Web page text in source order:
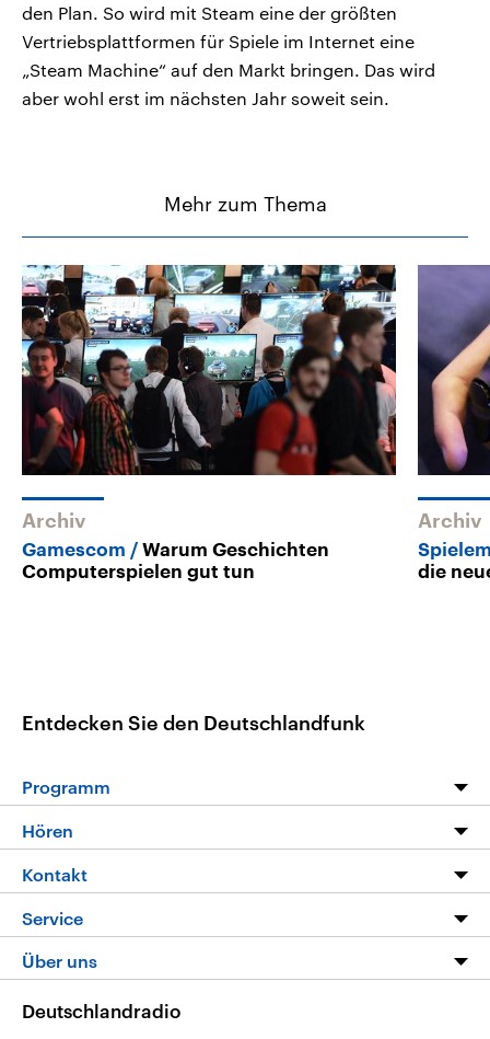
den Plan. So wird mit Steam eine der größten
Vertriebsplattformen für Spiele im Internet eine
„Steam Machine“ auf den Markt bringen. Das wird
aber wohl erst im nächsten Jahr soweit sein.
Mehr zum Thema
Archiv
Gamescom
Warum Geschichten
Computerspielen gut tun
Archiv
die
Entdecken Sie den Deutschlandfunk
Programm
Die Nachrichten
Nachrichtenleicht
Neue Beiträge auf dlf.de
Hören
Livestream
Podcasts
Deutschlandfunk App
Nachrichten App
Kontakt
Service
FAQ
Veranstaltungen
Über uns
Deutschlandradio